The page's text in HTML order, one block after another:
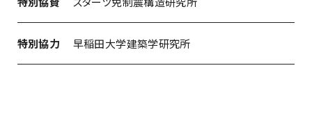
特別協力 早稲田大学建築学研究所